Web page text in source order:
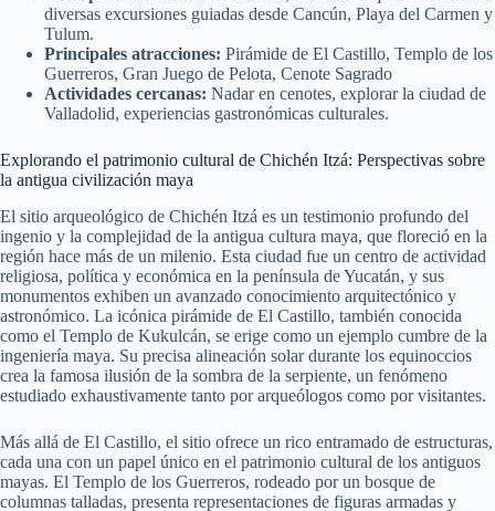
diversas excursiones guiadas desde Cancún, Playa del Carmen y
Tulum.
Principales atracciones: Pirámide de El Castillo, Templo de los
Guerreros, Gran Juego de Pelota, Cenote Sagrado
Actividades cercanas: Nadar en cenotes, explorar la ciudad de
Valladolid, experiencias gastronómicas culturales.
Explorando el patrimonio cultural de Chichén Itzá: Perspectivas sobre
la antigua civilización maya
El sitio arqueológico de Chichén Itzá es un testimonio profundo del
ingenio y la complejidad de la antigua cultura maya, que floreció en la
región hace más de un milenio. Esta ciudad fue un centro de actividad
religiosa, política y económica en la península de Yucatán, y sus
monumentos exhiben un avanzado conocimiento arquitectónico y
astronómico. La icónica pirámide de El Castillo, también conocida
como el Templo de Kukulcán, se erige como un ejemplo cumbre de la
ingeniería maya. Su precisa alineación solar durante los equinoccios
crea la famosa ilusión de la sombra de la serpiente, un fenómeno
estudiado exhaustivamente tanto por arqueólogos como por visitantes.
Más allá de El Castillo, el sitio ofrece un rico entramado de estructuras,
cada una con un papel único en el patrimonio cultural de los antiguos
mayas. El Templo de los Guerreros, rodeado por un bosque de
columnas talladas, presenta representaciones de figuras armadas y